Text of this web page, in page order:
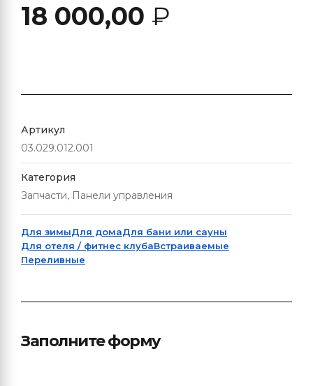
18 000,00 ₽
Артикул
03.029.012.001
Категория
Запчасти, Панели управления
Для зимыДля домаДля бани или сауны
Для отеля / фитнес клубаВстраиваемые
Переливные
Заполните форму